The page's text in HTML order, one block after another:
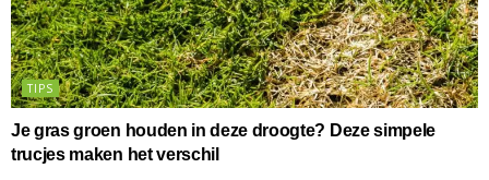
TIPS
Je gras groen houden in deze droogte? Deze simpele
trucjes maken het verschil